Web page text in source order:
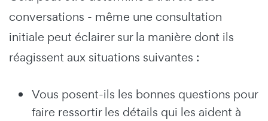
conversations - même une consultation
initiale peut éclairer sur la manière dont ils
réagissent aux situations suivantes :
Vous posent-ils les bonnes questions pour
faire ressortir les détails qui les aident à